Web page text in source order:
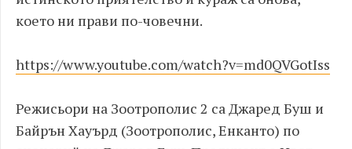
което ни прави по-човечни.
https://www.youtube.com/watch?v=md0QVGotIss
Режисьори на Зоотрополис 2 са Джаред Буш и
Байрън Хауърд (Зоотрополис, Енканто) по